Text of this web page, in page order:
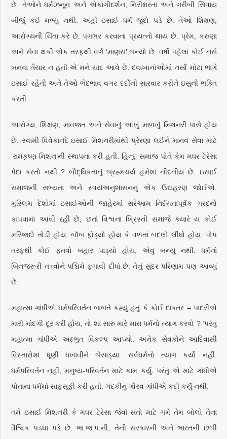
છે. તેઓને ધર્મઝનૂન અને એકાંગીદર્શન, નિરીક્ષરતા અને ગરીબી સિવાય
બીજું કંઈ મળ્યું નથી. અહીં ઇસાઈ ધર્મ જુદો પડે છે. તેઓ શિક્ષણ,
આરોગ્યની ચિંતા કરે છે. પગભર કરવાના પ્રયત્નો થાય છે. પ્રેમ, કરુણા
અને સેવા થકી એક તરફથી વર્ગ ‘માણસ’ બન્યો છે. વર્ષો પહેલાં કોઈ નર્સ
બનવા તૈયાર ન હતી એ મને યાદ આવે છે. દવાખાનાંઓમાં નર્સો મોટા ભાગે
ઇસાઈ રહેતી અને તેઓ ભેદભાવ વગર દર્દીની સારવાર કરીને ઇસુની ભક્તિ
કરતી.
આરોગ્ય, શિક્ષણ, માવજત અને સેવાનું આખું માળખું મિશનરી પાસે હોય
છે. સ્વામી વિવેકાનંદે ઇસાઈ મિશનરીમાંથી પ્રેરણા લઈને માનવ સેવા માટે
‘રામકૃષ્ણ મિશન’ની સ્થાપના કરી હતી. હિન્દુ સમાજ પોતે કેમ મધર ટેરેસા
પેદા કરતો નથી ? બૌદ્ધિકતાનું બ્રહ્મચર્ય હંમેશાં નીંદનીય છે. ઇસાઈ
સમાજની સભ્યતા અને સ્વયંઅનુશાસનનું એક ઉદાહરણ જોઈએ.
મુસ્લિમ દેશોમાં ઇસાઈઓની જાહેરમાં સરેઆમ નિર્દયતાપૂર્વક ગરદનો
કાપવામાં આવી રહી છે, છતાં વિશ્વના ખ્રિસ્તી સમાજે ક્યારે ય કોઈ
મસ્જિદો તોડી હોય, બૉંબ ફોડ્યો હોય કે વળતાં બદલો લીધો હોય, પોપ
તરફથી કોઈ ફતવો બહાર પાડ્યો હોય, એવું બન્યું નથી. ધર્મનાં
બિનજરૂરી તત્ત્વોને પશ્ચિમે ફગાવી દીધાં છે. તેનું સુંદર પરિણામ પણ આવ્યું
છે.
મહાત્મા ગાંધીએ ધર્મપરિવર્તન બાબતે કહ્યું હતું કે કોઈ દાક્તર – પાદરીએ
મારી માંદગી દૂર કરી હોય, તો શા સારુ મારે મારા ધર્મનો ત્યાગ કરવો ? ‘પરંતુ
મહાત્મા ગાંધીએ અદ્દભુત વિકલ્પ આપ્યો. અનેક સેવકોને આદિવાસી
વિસ્તારોમાં ધૂણી ધખાવીને બેસાડ્યા. સર્વધર્મનો ત્યાગ કર્યો નહીં.
ધર્મપરિવર્તન નહીં, મનુષ્ય-પરિવર્તન માટે કામ કર્યું. પરંતુ એ માટે ગાંધીએ
પોતાના ધર્મમાં સાફસૂફી કરી હતી. ગંદકીનું ગૌરવ ગાંધીએ કદી કર્યું નથી.
તમે ઇસાઈ મિશનરી કે મધર ટેરેસા જેવાં સંતો માટે ગમે તેમ બોલો તેના
વૈશ્વિક પડઘા પડે છે. ભા.જ.પ.ની, તેની સરકારની અને ભારતની છબી